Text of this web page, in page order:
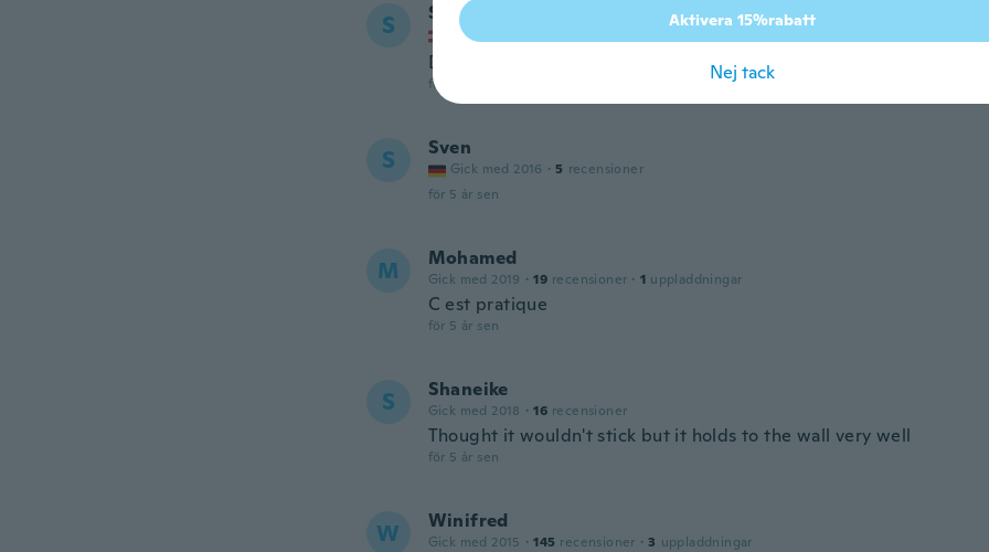
S Samra
Gick med 2018
Die kleben echt gur
för 5 år sen
S Sven
Gick med 2016 · 5 recensioner
för 5 år sen
M Mohamed
Gick med 2019 · 19 recensioner · 1 uppladdningar
C est pratique
för 5 år sen
S Shaneike
Gick med 2018 · 16 recensioner
Thought it wouldn't stick but it holds to the wall very well
för 5 år sen
W Winifred
Gick med 2015 · 145 recensioner · 3 uppladdningar
Aktivera 15%rabatt
Nej tack